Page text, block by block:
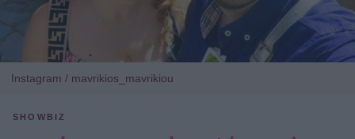
Instagram / mavrikios_mavrikiou
SHOWBIZ